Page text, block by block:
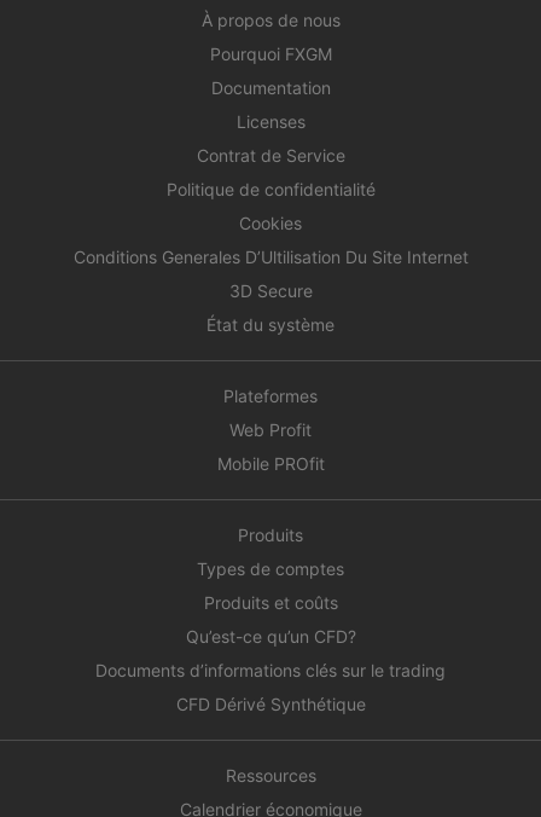
À propos de nous
Pourquoi FXGM
Documentation
Licenses
Contrat de Service
Politique de confidentialité
Cookies
Conditions Generales D’Ultilisation Du Site Internet
3D Secure
État du système
Plateformes
Web Profit
Mobile PROfit
Produits
Types de comptes
Produits et coûts
Qu’est-ce qu’un CFD?
Documents d’informations clés sur le trading
CFD Dérivé Synthétique
Ressources
Calendrier économique